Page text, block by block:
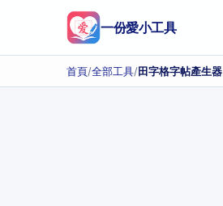
一份愛小工具
首頁/全部工具/田字格字帖產生器